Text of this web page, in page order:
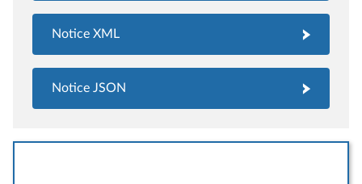
Notice XML
Notice JSON